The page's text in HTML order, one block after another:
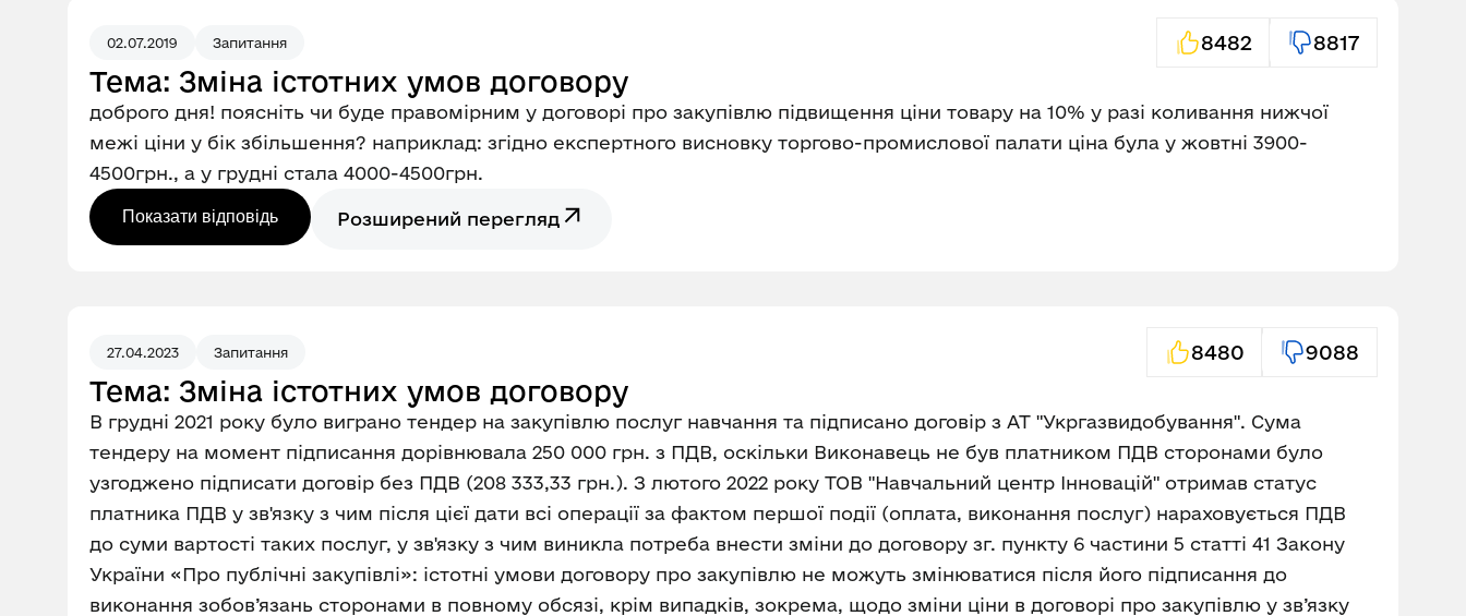
02.07.2019 Запитання 8482 8817
Тема: Зміна істотних умов договору
доброго дня! поясніть чи буде правомірним у договорі про закупівлю підвищення ціни товару на 10% у разі коливання нижчої
межі ціни у бік збільшення? наприклад: згідно експертного висновку торгово-промислової палати ціна була у жовтні 3900-
4500грн., а у грудні стала 4000-4500грн.
Показати відповідь Розширений перегляд
27.04.2023 Запитання 8480 9088
Тема: Зміна істотних умов договору
В грудні 2021 року було виграно тендер на закупівлю послуг навчання та підписано договір з АТ "Укргазвидобування". Сума
тендеру на момент підписання дорівнювала 250 000 грн. з ПДВ, оскільки Виконавець не був платником ПДВ сторонами було
узгоджено підписати договір без ПДВ (208 333,33 грн.). З лютого 2022 року ТОВ "Навчальний центр Інновацій" отримав статус
платника ПДВ у зв'язку з чим після цієї дати всі операції за фактом першої події (оплата, виконання послуг) нараховується ПДВ
до суми вартості таких послуг, у зв'язку з чим виникла потреба внести зміни до договору зг. пункту 6 частини 5 статті 41 Закону
України «Про публічні закупівлі»: істотні умови договору про закупівлю не можуть змінюватися після його підписання до
виконання зобов’язань сторонами в повному обсязі, крім випадків, зокрема, щодо зміни ціни в договорі про закупівлю у зв’язку